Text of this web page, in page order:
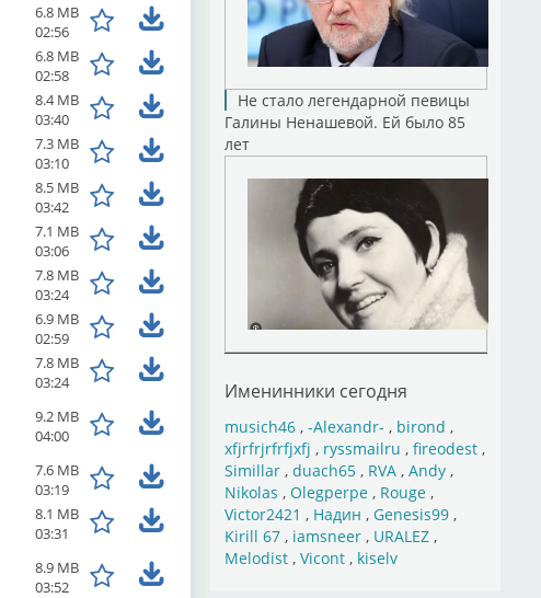
6.8 MB
02:56
6.8 MB
02:58
8.4 MB
03:40
7.3 MB
03:10
8.5 MB
03:42
7.1 MB
03:06
7.8 MB
03:24
6.9 MB
02:59
7.8 MB
03:24
9.2 MB
04:00
7.6 MB
03:19
8.1 MB
03:31
8.9 MB
03:52
Не стало легендарной певицы
Галины Ненашевой. Ей было 85
лет
Именинники сегодня
musich46, -Alexandr- , birond ,
xfjrfrjrfrfjxfj , ryssmailru , fireodest,
Simillar, duach65, RVA, Andy,
Nikolas , Olegperpe, Rouge,
Victor2421 , Надин , Genesis99,
Kirill 67, iamsneer, URALEZ,
Melodist, Vicont, kiselv